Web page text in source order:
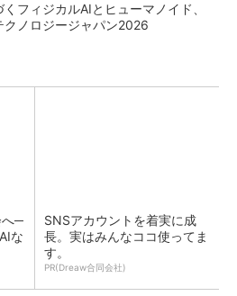
フィジカルAIとヒューマノイド、
クノロジージャパン2026
へ─
な
SNSアカウントを着実に成
長。実はみんなココ使ってま
す。
PR(Dreaw合同会社)